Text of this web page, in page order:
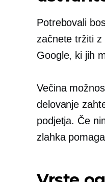
Potrebovali
začnete tržiti z
Google, ki jih
Večina
delovanje
podjetja. Če
zlahka pomaga